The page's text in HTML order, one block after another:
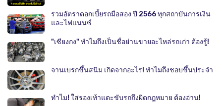
รวมอัตราดอกเบี้ยรถมือสอง ปี 2566 ทุกสถาบันการเงิน
และไฟแนนซ์
"เซียงกง" ทำไมถึงเป็นชื่อย่านขายอะไหล่รถเก่า ต้องรู้!
จานเบรกขึ้นสนิม เกิดจากอะไร! ทำไมถึงชอบขึ้นประจำ
ทำไม! ใส่รองเท้าแตะขับรถถึงผิดกฎหมาย ต้องอ่าน!